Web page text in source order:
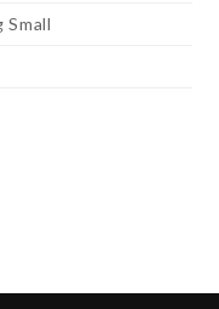
Small